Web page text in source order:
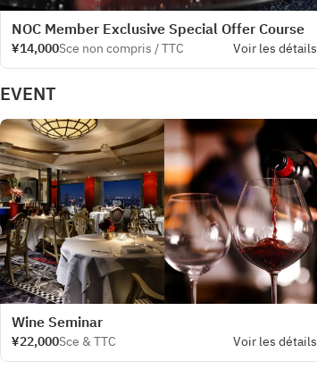
NOC Member Exclusive Special Offer Course
¥14,000Sce non compris / TTC Voir les détails
EVENT
Wine Seminar
¥22,000Sce & TTC Voir les détails